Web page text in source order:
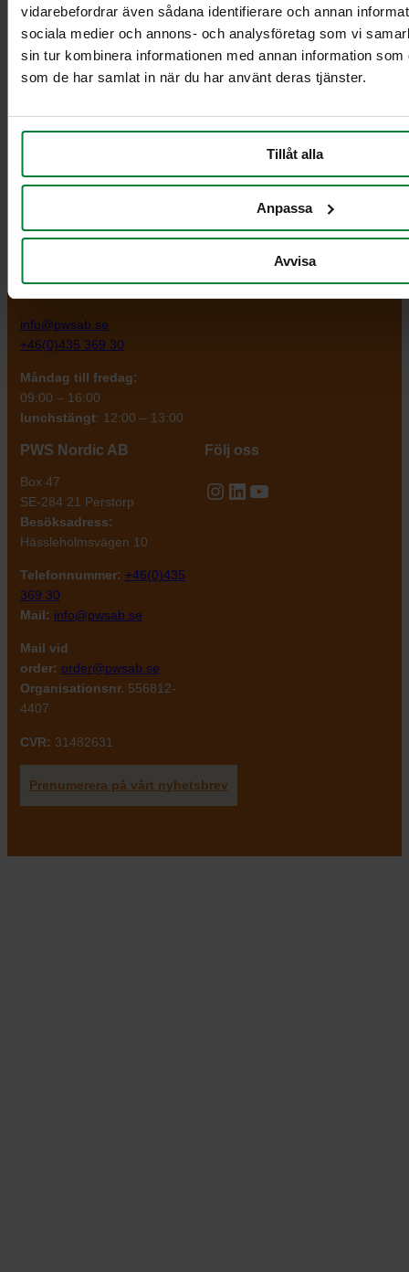
vidarebefordrar även sådana identifierare och annan
sociala medier och annons- och analysföretag som vi
sin tur kombinera informationen med annan information
som de har samlat in när du har använt deras tjänster.
Tillåt alla
Anpassa
Avvisa
PWS Nordic
PWS utvecklar
genomtänkta
fungerande
avfallshantering
källsortering.
Media
Dokumentbibliotek
Filmer
Information
Kontakt
Policy/Riktlinjer
Impressum
Cookiepolicy
info@pwsab.se
+46(0)435 369 30
Måndag till fredag:
09:00 – 16:00
lunchstängt: 12:00 – 13:00
PWS Nordic AB
Box 47
SE-284 21 Perstorp
Besöksadress:
Hässleholmsvägen 10
Telefonnummer: +46(0)435
369 30
Mail: info@pwsab.se
Mail vid
order: order@pwsab.se
Organisationsnr. 556812-
4407
CVR: 31482631
Följ oss
Instagram
LinkedIn
YouTube
Prenumerera på vårt nyhetsbrev